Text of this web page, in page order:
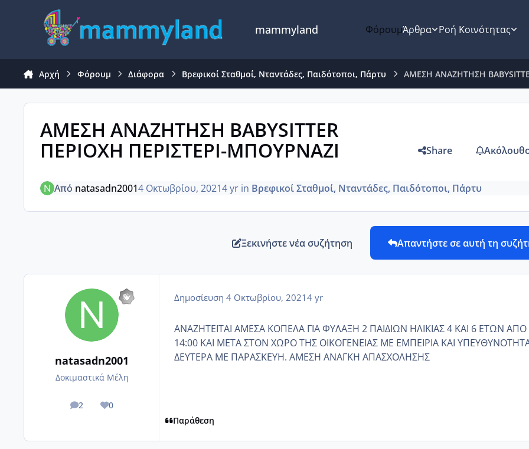
Μετάβαση σε περιεχόμενο
mammyland ΦόρουμΆρθρα Ροή Κοινότητας
Αρχή Φόρουμ Διάφορα Βρεφικοί Σταθμοί, Νταντάδες, Παιδότοποι, Πάρτυ ΑΜΕΣΗ ΑΝΑΖΗΤΗΣΗ
ΑΜΕΣΗ ΑΝΑΖΗΤΗΣΗ BABYSITTER
ΠΕΡΙΟΧΗ ΠΕΡΙΣΤΕΡΙ-ΜΠΟΥΡΝΑΖΙ
Share
Από natasadn20014 Οκτωβρίου, 20214 yr in Βρεφικοί Σταθμοί, Νταντάδες, Παιδότοποι, Πάρτυ
Ξεκινήστε νέα συζήτηση Απαντήστε σε αυτή τη
natasadn2001
Δοκιμαστικά Μέλη
2
posts 0
Reputation
Δημοσίευση 4 Οκτωβρίου, 20214 yr
ΑΝΑΖΗΤΕΙΤΑΙ ΑΜΕΣΑ ΚΟΠΕΛΑ ΓΙΑ ΦΥΛΑΞΗ 2 ΠΑΙΔΙΩΝ ΗΛΙΚΙΑΣ 4 ΚΑΙ 6 ΕΤΩΝ ΑΠΟ
14:00 ΚΑΙ ΜΕΤΑ ΣΤΟΝ ΧΩΡΟ ΤΗΣ ΟΙΚΟΓΕΝΕΙΑΣ ΜΕ ΕΜΠΕΙΡΙΑ ΚΑΙ
ΔΕΥΤΕΡΑ ΜΕ ΠΑΡΑΣΚΕΥΗ. ΑΜΕΣΗ ΑΝΑΓΚΗ ΑΠΑΣΧΟΛΗΣΗΣ
Παράθεση